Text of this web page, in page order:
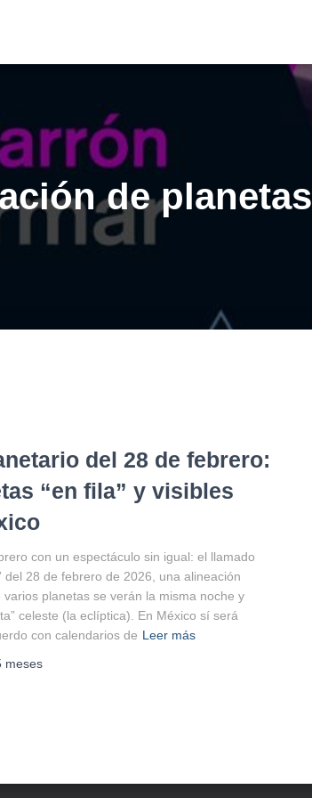
de planetas
del 28 de febrero:
“en fila” y visibles
con un espectáculo sin igual: el llamado
del 28 de febrero de 2026, una alineación
planetas se verán la misma noche y
celeste (la eclíptica). En México sí será
con calendarios de Leer más
meses